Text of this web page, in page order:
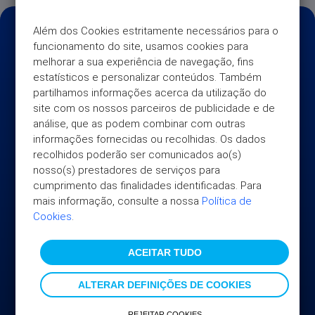
Além dos Cookies estritamente necessários para o
funcionamento do site, usamos cookies para
melhorar a sua experiência de navegação, fins
estatísticos e personalizar conteúdos. Também
partilhamos informações acerca da utilização do
site com os nossos parceiros de publicidade e de
análise, que as podem combinar com outras
informações fornecidas ou recolhidas. Os dados
recolhidos poderão ser comunicados ao(s)
nosso(s) prestadores de serviços para
cumprimento das finalidades identificadas. Para
mais informação, consulte a nossa Política de
Cookies.
ACEITAR TUDO
ALTERAR DEFINIÇÕES DE COOKIES
UNIVERSO
Sobre nós
Informação Institucional
AJUDA
Perguntas Frequentes
INFORMAÇÃO ÚTIL